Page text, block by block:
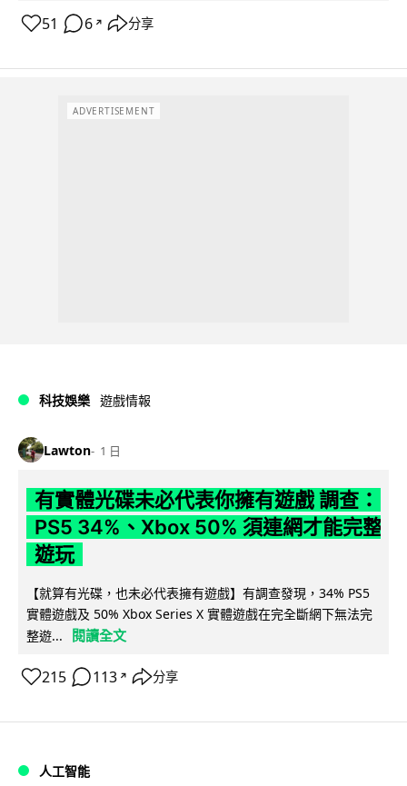
51 6 ↗ 分享
ADVERTISEMENT
科技娛樂 遊戲情報
Lawton 1 日
有實體光碟未必代表你擁有遊戲 調查：
PS5 34%、Xbox 50% 須連網才能完整
遊玩
【就算有光碟，也未必代表擁有遊戲】有調查發現，34% PS5
實體遊戲及 50% Xbox Series X 實體遊戲在完全斷網下無法完
整遊...
閱讀全文
215 113 ↗ 分享
人工智能